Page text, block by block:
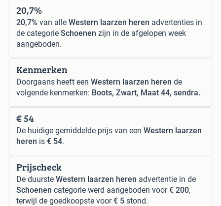
20,7%
20,7% van alle Western laarzen heren advertenties in
de categorie Schoenen zijn in de afgelopen week
aangeboden.
Kenmerken
Doorgaans heeft een Western laarzen heren de
volgende kenmerken: Boots, Zwart, Maat 44, sendra.
€ 54
De huidige gemiddelde prijs van een Western laarzen
heren is € 54.
Prijscheck
De duurste Western laarzen heren advertentie in de
Schoenen categorie werd aangeboden voor€ 200,
terwijl de goedkoopste voor€ 5 stond.